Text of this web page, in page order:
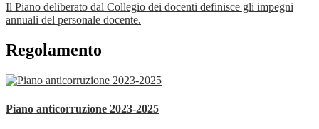
Il Piano deliberato dal Collegio dei docenti definisce gli impegni
annuali del personale docente.
Regolamento
Piano anticorruzione 2023-2025